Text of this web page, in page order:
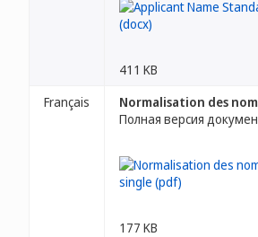
411 KB
Français
Normalisation des
Полная версия
177 KB